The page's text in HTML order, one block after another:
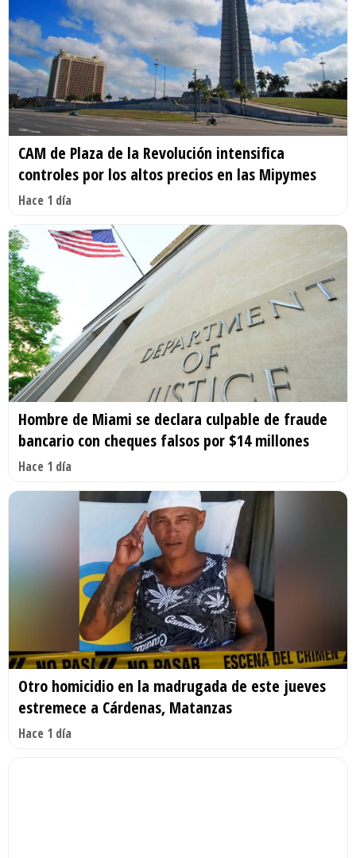
CAM de Plaza de la Revolución intensifica
controles por los altos precios en las Mipymes
Hace 1 día
Hombre de Miami se declara culpable de fraude
bancario con cheques falsos por $14 millones
Hace 1 día
Otro homicidio en la madrugada de este jueves
estremece a Cárdenas, Matanzas
Hace 1 día